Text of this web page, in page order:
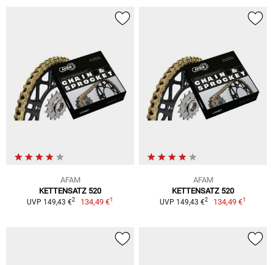
AFAM
KETTENSATZ 520
UVP 149,43 €2 134,49 €1
AFAM
KETTENSATZ 520
UVP 149,43 €2 134,49 €1